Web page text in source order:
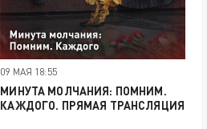
09 МАЯ 18:55
МИНУТА МОЛЧАНИЯ: ПОМНИМ.
КАЖДОГО. ПРЯМАЯ ТРАНСЛЯЦИЯ